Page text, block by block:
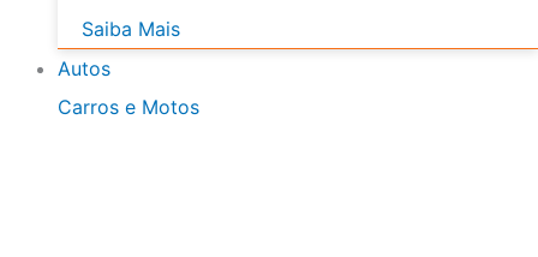
Saiba Mais
Autos
Carros e Motos